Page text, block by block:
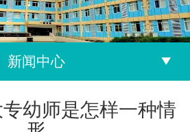
新闻中心
幼师是怎样一种情